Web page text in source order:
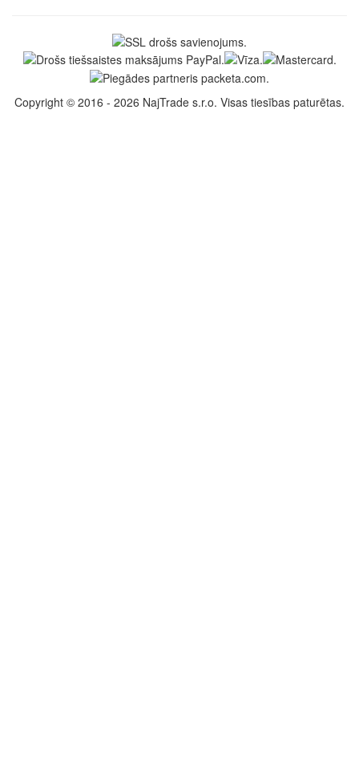
Copyright © 2016 - 2026 NajTrade s.r.o. Visas tiesības paturētas.